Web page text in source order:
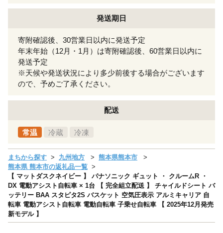
発送期日
寄附確認後、30営業日以内に発送予定
年末年始（12月・1月）は寄附確認後、60営業日以内に
発送予定
※天候や発送状況により多少前後する場合がございます
ので、予めご了承ください。
配送
常温 冷蔵 冷凍
まちから探す 九州地方
熊本県熊本市
熊本県 熊本市の返礼品一覧
【 マットダスクネイビー 】 パナソニック ギュット ・ クルームR ・
DX 電動アシスト自転車 × 1台 【 完全組立配送 】 チャイルドシート バ
ッテリー BAA スタピタ2S バスケット 空気圧表示 アルミキャリア 自
転車 電動アシスト自転車 電動自転車 子乗せ自転車 【 2025年12月発売
新モデル 】